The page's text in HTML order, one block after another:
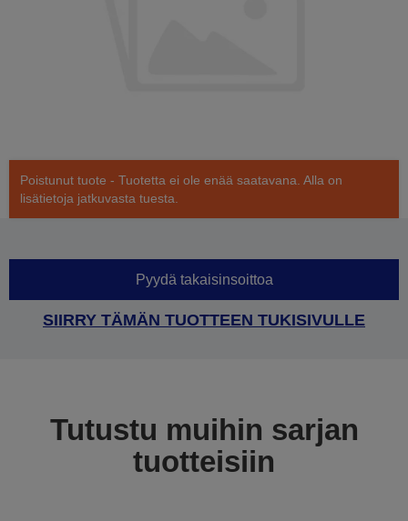
Poistunut tuote - Tuotetta ei ole enää saatavana. Alla on
lisätietoja jatkuvasta tuesta.
Pyydä takaisinsoittoa
SIIRRY TÄMÄN TUOTTEEN TUKISIVULLE
Tutustu muihin sarjan
tuotteisiin